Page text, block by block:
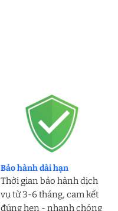
Bảo hành dài hạn
Thời gian bảo hành dịch
vụ từ 3-6 tháng, cam kết
đúng hẹn - nhanh chóng